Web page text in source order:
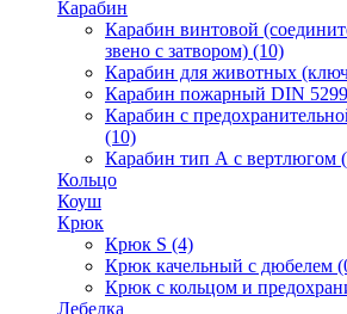
Карабин
Карабин винтовой
звено с затвором) (10)
Карабин для животных
Карабин пожарный DIN
Карабин с
(10)
Карабин тип А с вертлюгом
Кольцо
Коуш
Крюк
Крюк S (4)
Крюк качельный с дюбелем
Крюк с кольцом и
Лебедка